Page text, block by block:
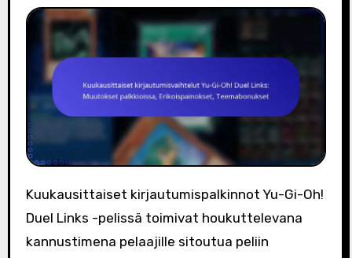
Kuukausittaiset kirjautumispalkinnot Yu-Gi-Oh!
Duel Links -pelissä toimivat houkuttelevana
kannustimena pelaajille sitoutua peliin